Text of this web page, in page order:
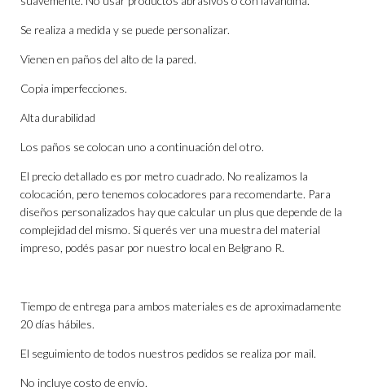
Se realiza a medida y se puede personalizar.
Vienen en paños del alto de la pared.
Copia imperfecciones.
Alta durabilidad
Los paños se colocan uno a continuación del otro.
El precio detallado es por metro cuadrado. No realizamos la
colocación, pero tenemos colocadores para recomendarte. Para
diseños personalizados hay que calcular un plus que depende de la
complejidad del mismo. Si querés ver una muestra del material
impreso, podés pasar por nuestro local en Belgrano R.
Tiempo de entrega para ambos materiales es de aproximadamente
20 días hábiles.
El seguimiento de todos nuestros pedidos se realiza por mail.
No incluye costo de envío.